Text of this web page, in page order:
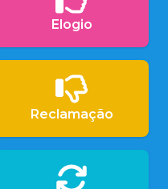
Elogio
Reclamação